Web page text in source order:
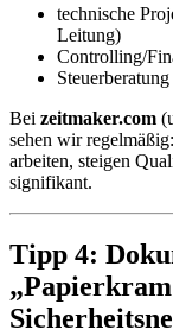
technische
Leitung)
Controlling/
Bei zeitmaker.com
sehen wir
arbeiten, steigen
signifikant.
Tipp 4: